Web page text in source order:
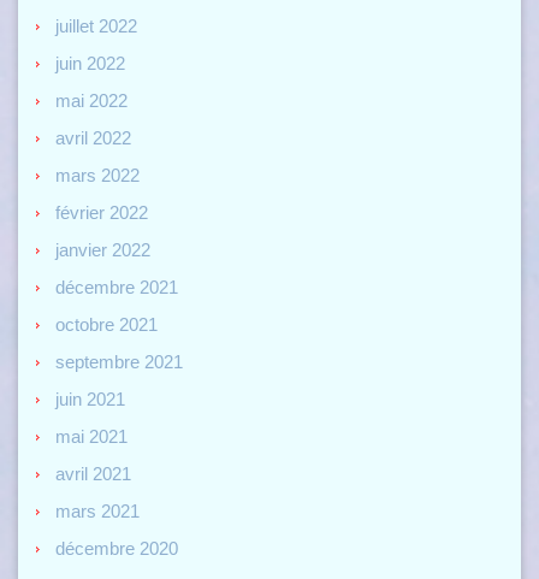
juillet 2022
juin 2022
mai 2022
avril 2022
mars 2022
février 2022
janvier 2022
décembre 2021
octobre 2021
septembre 2021
juin 2021
mai 2021
avril 2021
mars 2021
décembre 2020